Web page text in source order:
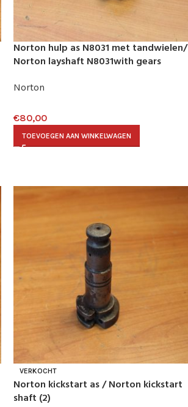
Norton hulp as N8031 met tandwielen/
Norton layshaft N8031with gears
Norton
€80,00
TOEVOEGEN AAN WINKELWAGEN
VERKOCHT
Norton kickstart as / Norton kickstart
shaft (2)